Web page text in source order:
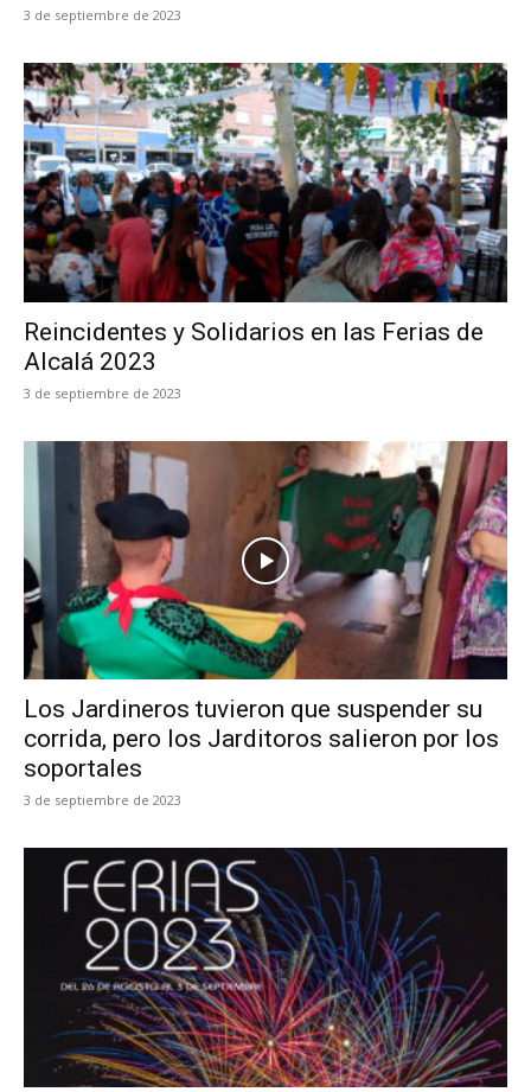
3 de septiembre de 2023
Reincidentes y Solidarios en las Ferias de
Alcalá 2023
3 de septiembre de 2023
Los Jardineros tuvieron que suspender su
corrida, pero los Jarditoros salieron por los
soportales
3 de septiembre de 2023